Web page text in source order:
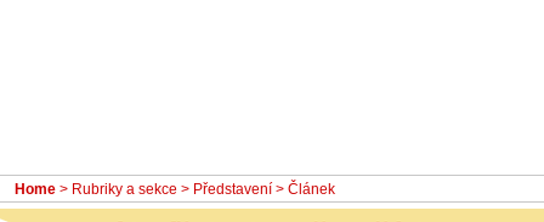
Home > Rubriky a sekce > Představení > Článek